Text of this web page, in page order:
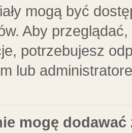
mogą być
Aby
potrzebujesz
lub
mogę dodawać